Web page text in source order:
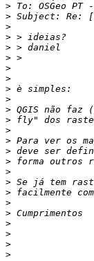
>
>
>
>
>
>
>
>
>
>
>
>
>
>
>
>
>
>
>
>
>
>
>
>
>